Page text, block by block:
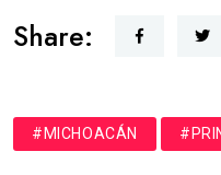
Share:
#MICHOACÁN